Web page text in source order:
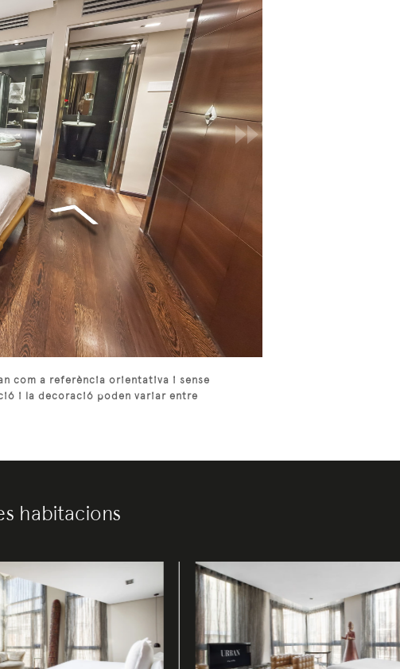
com a referència orientativa i sense
i la decoració poden variar entre
habitacions